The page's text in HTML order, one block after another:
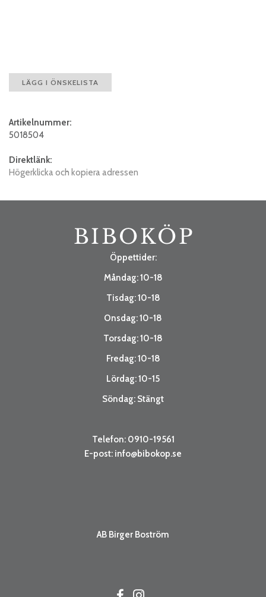
LÄGG I ÖNSKELISTA
Artikelnummer:
5018504
Direktlänk:
Högerklicka och kopiera adressen
Öppettider:
Måndag: 10-18
Tisdag: 10-18
Onsdag: 10-18
Torsdag: 10-18
Fredag: 10-18
Lördag: 10-15
Söndag: Stängt
Telefon: 0910-19561
E-post: info@bibokop.se
AB Birger Boström